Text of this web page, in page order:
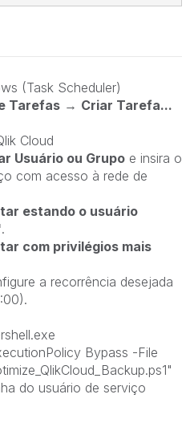
(Task Scheduler)
Tarefas → Criar Tarefa...
Cloud
Usuário ou Grupo e insira o
com acesso à rede de
estando o usuário
.
com privilégios mais
a recorrência desejada
Bypass -File
do usuário de serviço